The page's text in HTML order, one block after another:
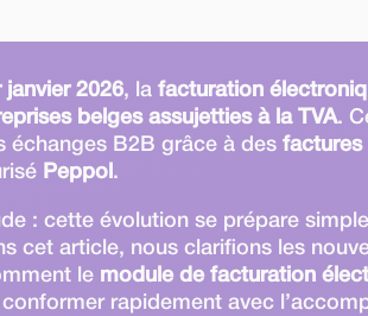
janvier 2026, lafacturation
belges assujetties à la TVA.
échanges B2B grâce à desfactures
Peppol .
: cette évolution se prépare
cet article, nous clarifions les
le module de facturation
conformer rapidement avec